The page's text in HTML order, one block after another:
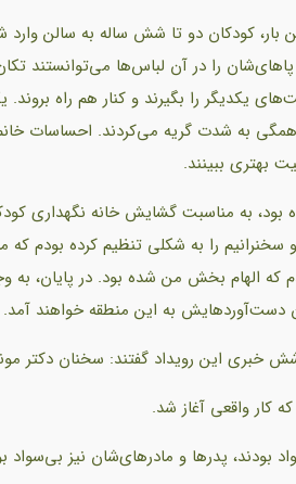
بار، کودکان دو تا شش ساله به سالن
را در آن لباس‌ها می‌توانستند
یکدیگر را بگیرند و کنار هم راه
به شدت گریه می‌کردند. احساسات
بهتری ببینند.
به مناسبت گشایش خانه نگهداری
را به شکلی تنظیم کرده بودم که
الهام بخش من شده بود. در پایان، به
دست‌آوردهایش به این منطقه خواهند آمد.
خبری این رویداد گفتند: سخنان دکتر
کار واقعی آغاز شد.
بودند، پدرها و مادرهای‌شان نیز